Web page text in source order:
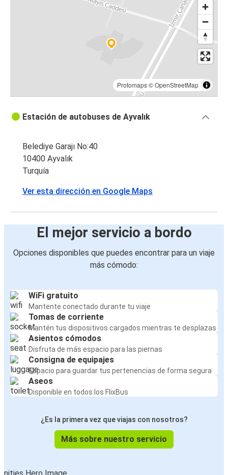
Protomaps©OpenStreetMap
Estación de autobuses de Ayvalık
Belediye Garajı No:40
10400 Ayvalık
Turquía
Ver esta dirección en Google Maps
El mejor servicio a bordo
Opciones disponibles que puedes encontrar para un viaje
más cómodo:
WiFi gratuito
Mantente conectado durante tu viaje
Tomas de corriente
Mantén tus dispositivos cargados mientras te desplazas
Asientos cómodos
Disfruta de más espacio para las piernas
Consigna de equipajes
Espacio para guardar tus pertenencias de forma segura
Aseos
Disponible en todos los FlixBus
¿Es la primera vez que viajas con nosotros?
Más sobre nuestro servicio